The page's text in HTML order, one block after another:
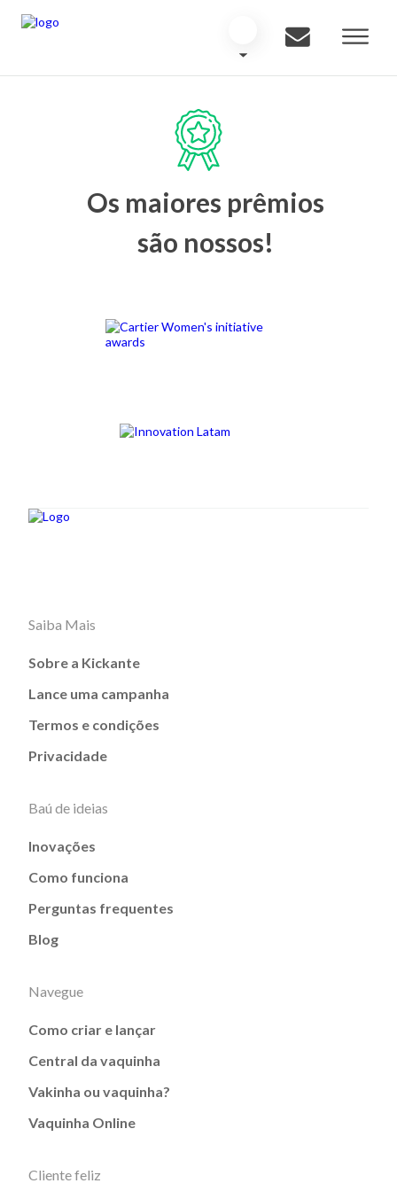
Os maiores prêmios
são nossos!
Saiba Mais
Sobre a Kickante
Lance uma campanha
Termos e condições
Privacidade
Baú de ideias
Inovações
Como funciona
Perguntas frequentes
Blog
Navegue
Como criar e lançar
Central da vaquinha
Vakinha ou vaquinha?
Vaquinha Online
Cliente feliz